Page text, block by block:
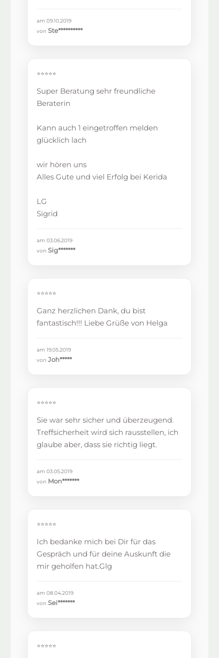
am 09.10.2019
vonSte**********
⭐⭐⭐⭐⭐
Super Beratung sehr freundliche
Beraterin
Kann auch 1 eingetroffen melden
glücklich lach
wir hören uns
Alles Gute und viel Erfolg bei Kerida
LG
Sigrid
am 03.06.2019
vonSig*******
⭐⭐⭐⭐⭐
Ganz herzlichen Dank, du bist
fantastisch!!! Liebe Grüße von Helga
am 19.05.2019
vonJoh*****
⭐⭐⭐⭐⭐
Sie war sehr sicher und überzeugend.
Treffsicherheit wird sich rausstellen, ich
glaube aber, dass sie richtig liegt.
am 03.05.2019
von Mon*******
⭐⭐⭐⭐⭐
Ich bedanke mich bei Dir für das
Gespräch und für deine Auskunft die
mir geholfen hat.Glg
am 08.04.2019
vonSei*******
⭐⭐⭐⭐⭐